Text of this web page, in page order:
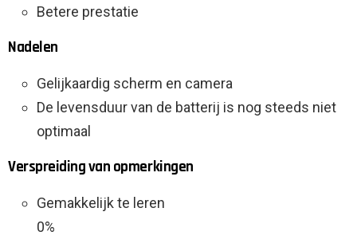
Betere prestatie
Nadelen
Gelijkaardig scherm en camera
De levensduur van de batterij is nog steeds niet
optimaal
Verspreiding van opmerkingen
Gemakkelijk te leren
0%